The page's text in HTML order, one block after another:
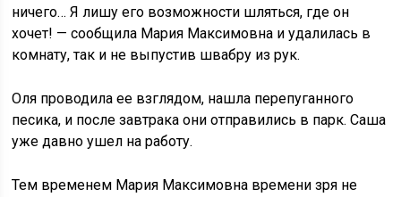
ничего… Я лишу его возможности шляться, где он
хочет! — сообщила Мария Максимовна и удалилась в
комнату, так и не выпустив швабру из рук.
Оля проводила ее взглядом, нашла перепуганного
песика, и после завтрака они отправились в парк. Саша
уже давно ушел на работу.
Тем временем Мария Максимовна времени зря не